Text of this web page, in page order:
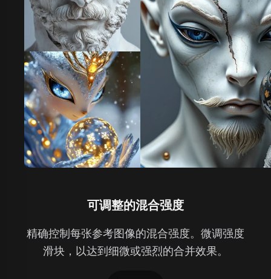
可调整的混合强度
精确控制每张参考图像的混合强度。微调强度
滑块，以达到细微或强烈的合并效果。